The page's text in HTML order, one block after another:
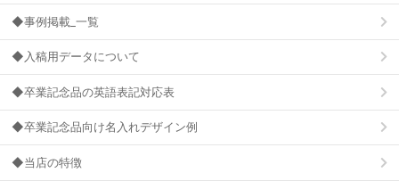
◆事例掲載_一覧
◆入稿用データについて
◆卒業記念品の英語表記対応表
◆卒業記念品向け名入れデザイン例
◆当店の特徴